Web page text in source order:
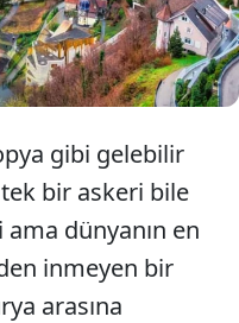
gibi gelebilir
tek bir askeri bile
dünyanın en
inmeyen bir
arasına